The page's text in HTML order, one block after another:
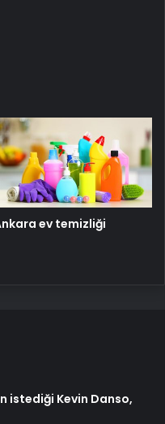
ev temizliği
istediği Kevin Danso,